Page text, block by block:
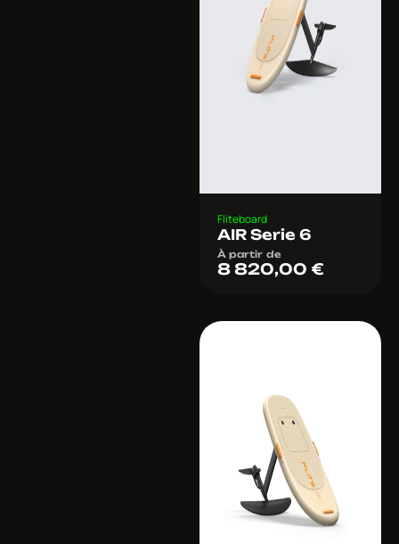
Fliteboard
AIR Serie 6
À partir de
8 820,00 €